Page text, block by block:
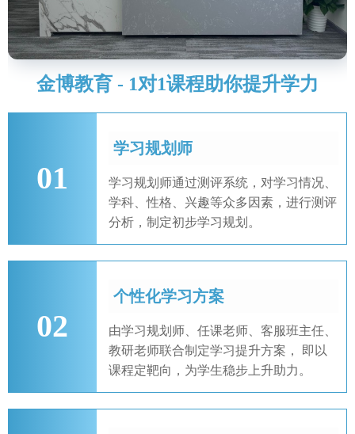
金博教育 - 1对1课程助你提升学力
01
学习规划师
学习规划师通过测评系统，对学习情况、
学科、性格、兴趣等众多因素，进行测评
分析，制定初步学习规划。
02
个性化学习方案
由学习规划师、任课老师、客服班主任、
教研老师联合制定学习提升方案， 即以
课程定靶向，为学生稳步上升助力。